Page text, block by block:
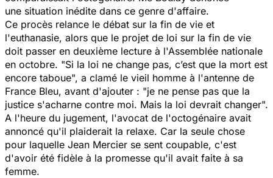
une situation inédite dans ce genre d'affaire.
Ce procès relance le débat sur la fin de vie et
l'euthanasie, alors que le projet de loi sur la fin de vie
doit passer en deuxième lecture à l'Assemblée nationale
en octobre. "Si la loi ne change pas, c’est que la mort est
encore taboue", a clamé le vieil homme à l'antenne de
France Bleu, avant d'ajouter : "je ne pense pas que la
justice s'acharne contre moi. Mais la loi devrait changer".
A l'heure du jugement, l'avocat de l'octogénaire avait
annoncé qu'il plaiderait la relaxe. Car la seule chose
pour laquelle Jean Mercier se sent coupable, c'est
d'avoir été fidèle à la promesse qu'il avait faite à sa
femme.